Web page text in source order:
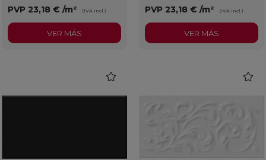
PVP 23,18 € /m² (IVA incl.)
VER MÁS
PVP 23,18 € /m² (IVA incl.)
VER MÁS